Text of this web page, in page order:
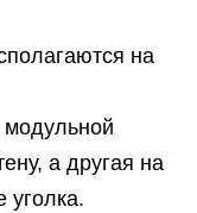
на
модульной
а другая на
уголка.